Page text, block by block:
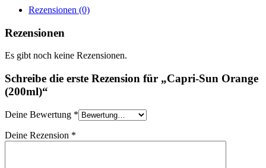
Rezensionen (0)
Rezensionen
Es gibt noch keine Rezensionen.
Schreibe die erste Rezension für „Capri-Sun Orange
(200ml)“
Deine Bewertung *
Deine Rezension *